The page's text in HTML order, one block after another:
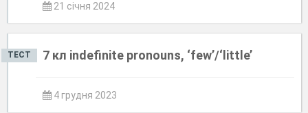
21 січня 2024
ТЕСТ 7 кл indefinite pronouns, ‘few’/‘little’
4 грудня 2023